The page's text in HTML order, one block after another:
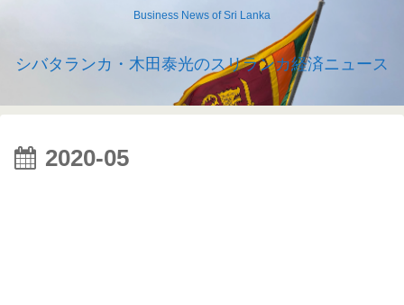
Business News of Sri Lanka
シバタランカ・木田泰光のスリランカ経済ニュース
2020-05